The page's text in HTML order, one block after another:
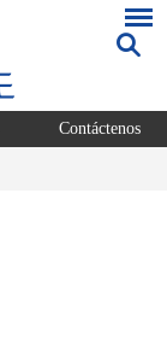
Contáctenos